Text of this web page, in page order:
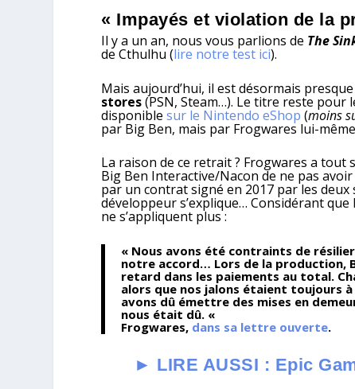
« Impayés et violation de la
Il y a un an, nous vous parlions de The
de Cthulhu (lire notre test ici).
Mais aujourd’hui, il est désormais
stores(PSN, Steam…). Le titre reste pour
disponiblesur le Nintendo eShop (moins
par Big Ben, mais par Frogwares lui-
La raison de ce retrait ? Frogwares a tout
Big Ben Interactive/Nacon de ne pas
par un contrat signé en 2017 par les
développeur s’explique… Considérant
ne s’appliquent plus :
« Nous avons été contraints de
notre accord… Lors de la production,
retard dans les paiements au total.
alors que nos jalons étaient toujours
avons dû émettre des mises en
nous était dû. «
Frogwares, dans sa lettre ouverte.
► LIRE AUSSI : Epic